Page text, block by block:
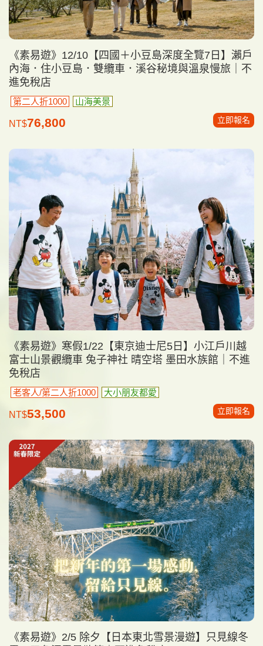
《素易遊》12/10【四國＋小豆島深度全覽7日】瀨戶
內海．住小豆島．雙纜車．溪谷秘境與溫泉慢旅｜不
進免稅店
第二人折1000 山海美景
NT$76,800 立即報名
《素易遊》寒假1/22【東京迪士尼5日】小江戶川越
富士山景觀纜車 兔子神社 晴空塔 墨田水族館｜不進
免稅店
老客人/第二人折1000 大小朋友都愛
NT$53,500 立即報名
《素易遊》2/5 除夕【日本東北雪景漫遊】只見線冬